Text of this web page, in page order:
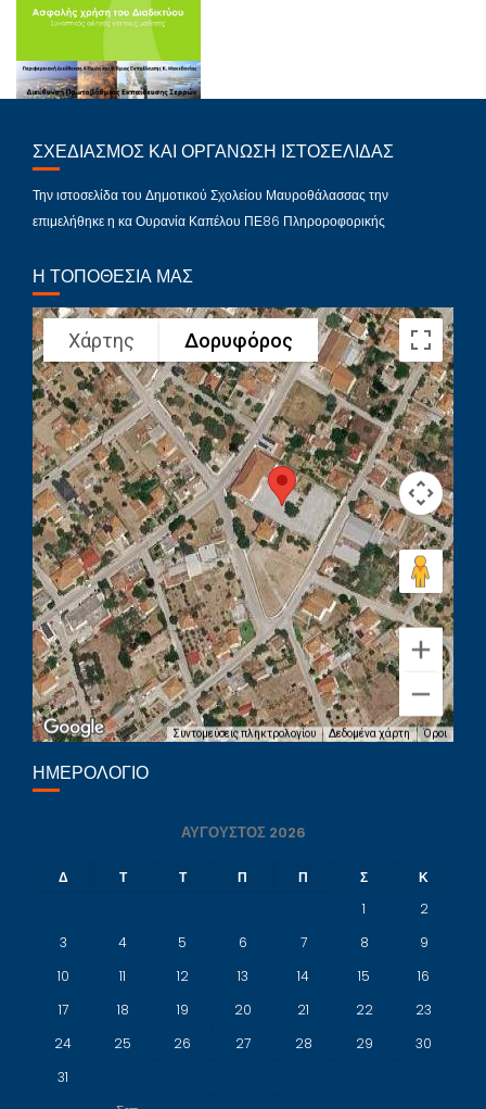
ΣΧΕΔΙΑΣΜΌΣ ΚΑΙ ΟΡΓΆΝΩΣΗ ΙΣΤΟΣΕΛΊΔΑΣ
Την ιστοσελίδα του Δημοτικού Σχολείου Μαυροθάλασσας την
επιμελήθηκε η κα Ουρανία Καπέλου ΠΕ86 Πληροροφορικής
Η ΤΟΠΟΘΕΣΊΑ ΜΑΣ
Χάρτης Δορυφόρος
Συντομεύσεις πληκτρολογίου Δεδομένα χάρτη Όροι
ΗΜΕΡΟΛΌΓΙΟ
ΑΎΓΟΥΣΤΟΣ 2026
Δ Τ Τ Π Π Σ Κ
1
2
3
4 5 6 7 8
9
10
11 12 13 14 15
16
17
18 19 20 21 22
23
24
25 26 27 28 29
30
31